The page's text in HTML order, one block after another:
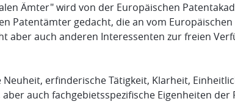
Ämter" wird von der Europäischen
Patentämter gedacht, die an vom Europäischen
aber auch anderen Interessenten zur freien
erfinderische Tätigkeit, Klarheit,
auch fachgebietsspezifische Eigenheiten der